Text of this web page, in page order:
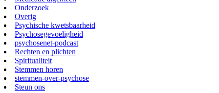
Onderzoek
Overig
Psychische kwetsbaarheid
Psychosegevoeligheid
psychosenet-podcast
Rechten en plichten
Spiritualiteit
Stemmen horen
stemmen-over-psychose
Steun ons